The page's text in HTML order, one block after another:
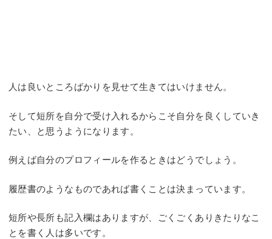
人は良いところばかりを見せて生きてはいけません。
そして短所を自分で受け入れるからこそ自分を良くしていき
たい、と思うようになります。
例えば自分のプロフィールを作るときはどうでしょう。
履歴書のようなものであれば書くことは決まっています。
短所や長所も記入欄はありますが、ごくごくありきたりなこ
とを書く人は多いです。